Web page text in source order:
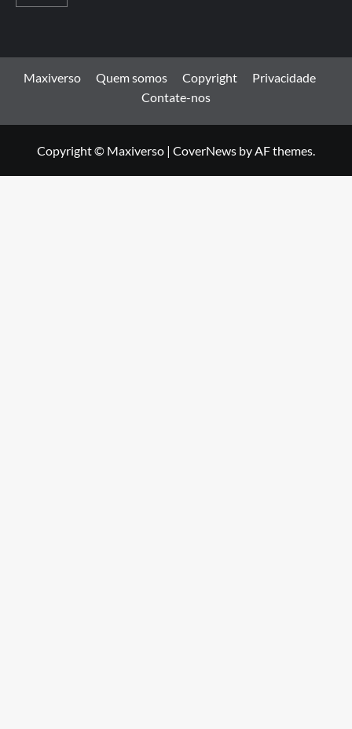
Maxiverso Quem somos Copyright
Privacidade
Contate-nos
Copyright © Maxiverso | CoverNews by AF themes.